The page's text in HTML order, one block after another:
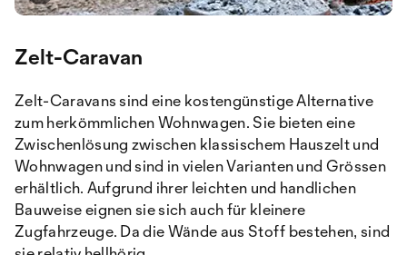
Zelt-Caravan
Zelt-Caravans sind eine kostengünstige Alternative
zum herkömmlichen Wohnwagen. Sie bieten eine
Zwischenlösung zwischen klassischem Hauszelt und
Wohnwagen und sind in vielen Varianten und Grössen
erhältlich. Aufgrund ihrer leichten und handlichen
Bauweise eignen sie sich auch für kleinere
Zugfahrzeuge. Da die Wände aus Stoff bestehen, sind